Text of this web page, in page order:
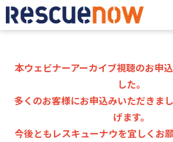
導入実績
セミナー・イベント
ブログ
お役立ち資料
本ウェビナーアーカイブ視聴のお申
した。
多くのお客様にお申込みいただきま
げます。
今後ともレスキューナウを宜しくお